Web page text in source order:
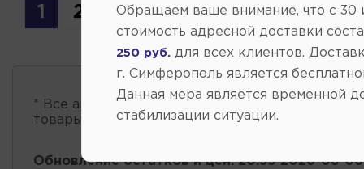
1 2 3 4 5 6 7
* Все автозапчасти есть в наличии
,
товары проходит несколько раз в сутки.
Обновление остатков и цен: 20:59 2026-08-06
Обращаем ваше внимание, что c 30
стоимость адресной доставки
250 руб. для всех клиентов.
г. Симферополь является
Данная мера является временной
стабилизации ситуации.